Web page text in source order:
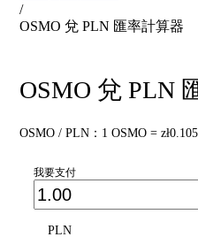
/
OSMO 兌 PLN 匯率計算器
OSMO 兌 PLN
OSMO / PLN：1 OSMO =
我要支付
PLN